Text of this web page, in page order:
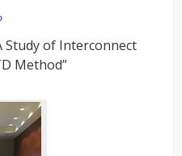
Study of Interconnect
Method”